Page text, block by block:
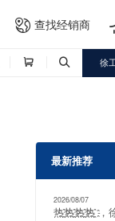
 查找经销商
  徐
最新推荐
2026/08/07
热҈热҈热҈热҈